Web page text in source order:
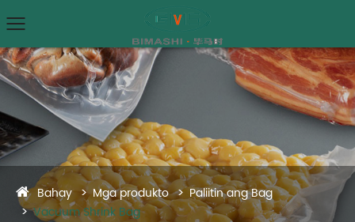
Bahay Mga produkto
Paliitin ang Bag
Vacuum Shrink Bag